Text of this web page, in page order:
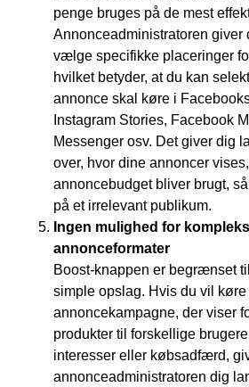
penge bruges på de mest
Annonceadministratoren giver
vælge specifikke placeringer
hvilket betyder, at du kan
annonce skal køre i
Instagram Stories, Facebook
Messenger osv. Det giver dig
over, hvor dine annoncer
annoncebudget bliver brugt,
på et irrelevant publikum.
Ingen mulighed for
annonceformater
Boost-knappen er begrænset
simple opslag. Hvis du vil
annoncekampagne, der viser
produkter til forskellige
interesser eller købsadfærd,
annonceadministratoren dig